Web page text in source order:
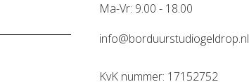
Ma-Vr: 9.00 - 18.00
info@borduurstudiogeldrop.nl
KvK nummer: 17152752